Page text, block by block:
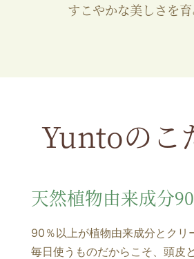
すこやかな美しさを育
Yuntoのこ
天然植物由来成分
90％以上が植物由来成分とクリ
毎日使うものだからこそ、頭皮